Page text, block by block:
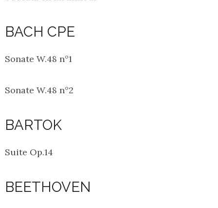
BACH CPE
Sonate W.48 n°1
Sonate W.48 n°2
BARTOK
Suite Op.14
BEETHOVEN